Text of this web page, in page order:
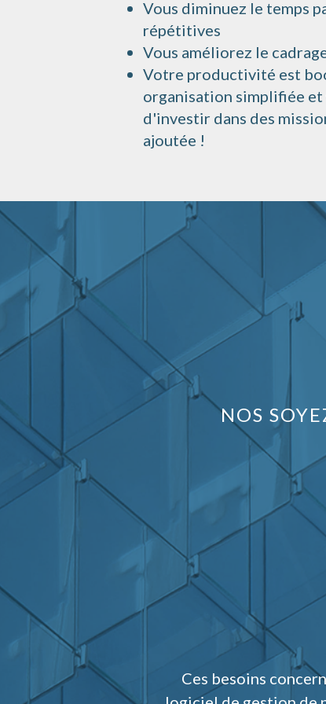
Vous diminuez le temps
répétitives
Vous améliorez le
Votre productivité est
organisation simplifiée et
d'investir dans des
ajoutée !
NOS
Ces besoins